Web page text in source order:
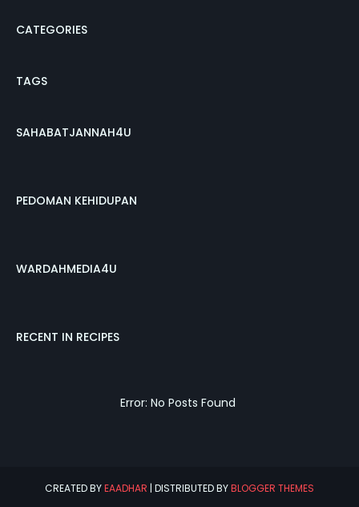
CATEGORIES
TAGS
SAHABATJANNAH4U
PEDOMAN KEHIDUPAN
WARDAHMEDIA4U
RECENT IN RECIPES
Error: No Posts Found
CREATED BYEAADHAR | DISTRIBUTED BYBLOGGER THEMES